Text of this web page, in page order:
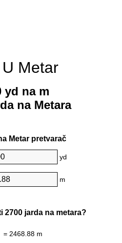
Metar
yd na m
na Metara
Metar pretvarač
yd
m
2700 jarda na metara?
= 2468.88 m